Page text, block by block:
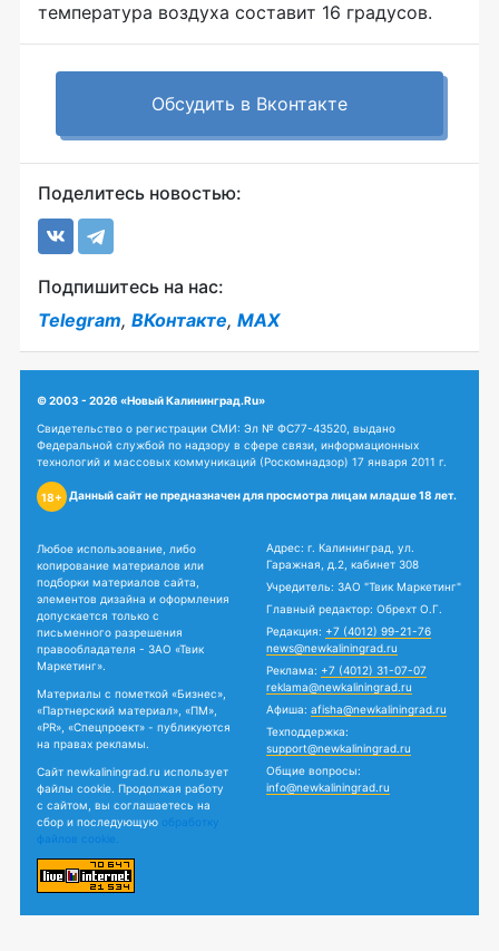
температура воздуха составит 16 градусов.
Обсудить в Вконтакте
Поделитесь новостью:
Подпишитесь на нас:
Telegram, ВКонтакте, MAX
© 2003 - 2026 «Новый Калининград.Ru»
Свидетельство о регистрации СМИ: Эл № ФС77-43520, выдано
Федеральной службой по надзору в сфере связи, информационных
технологий и массовых коммуникаций (Роскомнадзор) 17 января 2011 г.
18+ Данный сайт не предназначен для просмотра лицам младше 18 лет.
Любое использование, либо
копирование материалов или
подборки материалов сайта,
элементов дизайна и оформления
допускается только с
письменного разрешения
правообладателя - ЗАО «Твик
Маркетинг».
Материалы с пометкой «Бизнес»,
«Партнерский материал», «ПМ»,
«PR», «Спецпроект» - публикуются
на правах рекламы.
Сайт newkaliningrad.ru использует
файлы cookie. Продолжая работу
с сайтом, вы соглашаетесь на
сбор и последующую обработку
файлов cookie.
Адрес: г. Калининград, ул.
Гаражная, д.2, кабинет 308
Учредитель: ЗАО "Твик Маркетинг"
Главный редактор: Обрехт О.Г.
Редакция: +7 (4012) 99-21-76
news@newkaliningrad.ru
Реклама: +7 (4012) 31-07-07
reklama@newkaliningrad.ru
Афиша: afisha@newkaliningrad.ru
Техподдержка:
support@newkaliningrad.ru
Общие вопросы:
info@newkaliningrad.ru